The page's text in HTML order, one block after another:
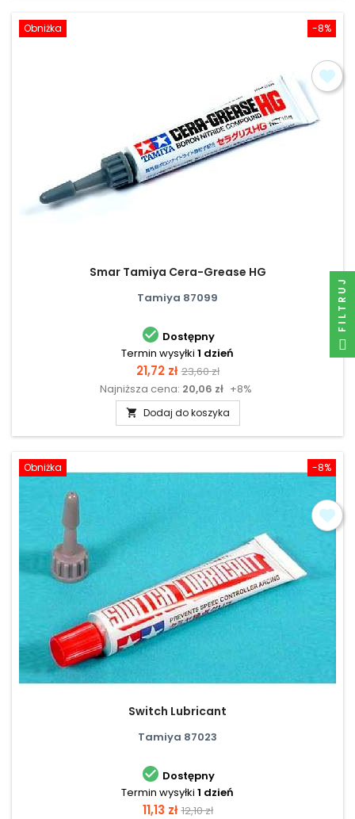
-8%
Obniżka
Smar Tamiya Cera-Grease HG
Tamiya 87099
 Dostępny
Termin wysyłki 1 dzień
Cena
21,72 zł Cena
podstawowa
23,60 zł
Najniższa cena: 20,06 zł +8%
 Dodaj do koszyka
-8%
Obniżka
Switch Lubricant
Tamiya 87023
 Dostępny
Termin wysyłki 1 dzień
Cena
11,13 zł Cena
12,10 zł
FILTRUJ